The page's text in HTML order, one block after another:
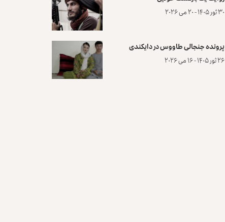
۳۰ ثور ۱۴۰۵ - ۲۰ می ۲۰۲۶
پرونده‌ جنجالی طاووس در دایکندی
۲۶ ثور ۱۴۰۵ - ۱۶ می ۲۰۲۶